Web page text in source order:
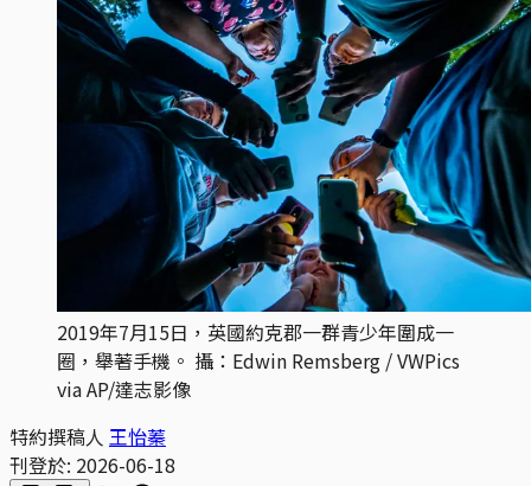
2019年7月15日，英國約克郡一群青少年圍成一
圈，舉著手機。 攝：Edwin Remsberg / VWPics
via AP/達志影像
特約撰稿人 王怡蓁
刊登於: 2026-06-18